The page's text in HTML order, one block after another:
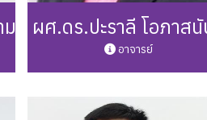
ผศ.ดร.ปะราลี โอภาส
อาจารย์